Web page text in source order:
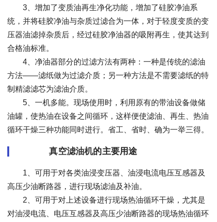
3、增加了变质油再生净化功能，增加了硅胶净油系
统，并将硅胶净油与杂质过滤合为一体，对于轻度变质的变
压器油滤掉杂质后，经过硅胶净油器的吸附再生，使其达到
合格油标准。
4、净油器部分的过滤方法有两种：一种是传统的滤油
方法——滤纸做为过滤介质；另一种方法是不需要滤纸的特
制精滤滤芯为滤油介质。
5、一机多能。现场使用时，利用原有的带油设备做储
油罐，使热油在设备之间循环，这样便使滤油、再生、热油
循环干燥三种功能同时进行。省工、省时、确为一举三得。
真空滤油机的主要用途
1、可用于对各类油浸变压器、油浸电流电压互感器及
高压少油断路器，进行现场滤油及补油。
2、可用于对上述设备进行现场热油循环干燥，尤其是
对油浸电流、电压互感器及高压少油断路器的现场热油循环